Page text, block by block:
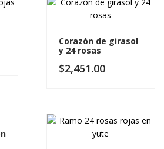
Corazón de girasol
y 24 rosas
$2,451.00